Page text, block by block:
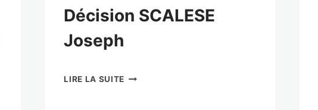
Décision SCALESE
Joseph
LIRE LA SUITE DÉCISION